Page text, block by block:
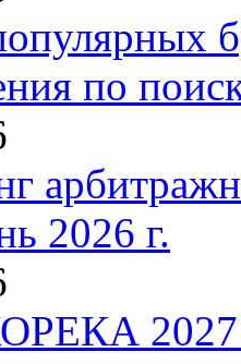
по
2026 г.
2027: